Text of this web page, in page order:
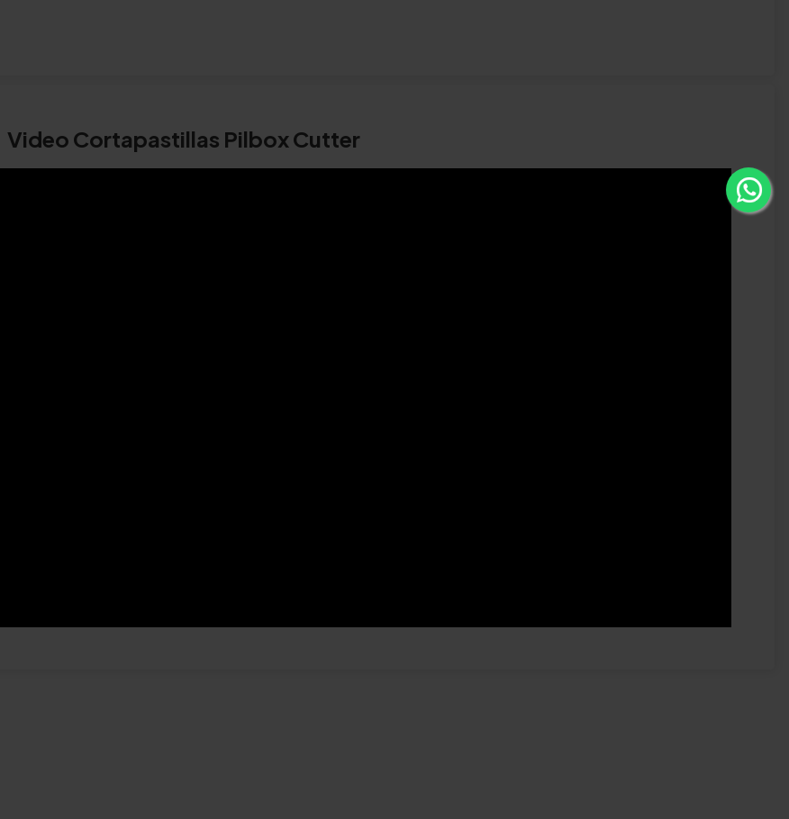
Video Cortapastillas Pilbox Cutter